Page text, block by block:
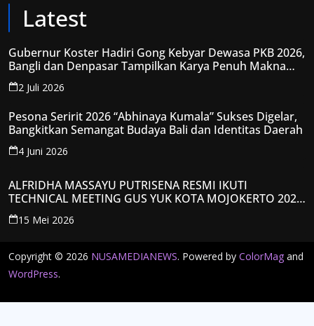
Latest
Gubernur Koster Hadiri Gong Kebyar Dewasa PKB 2026,
Bangli dan Denpasar Tampilkan Karya Penuh Makna
Spiritual
2 Juli 2026
Pesona Seririt 2026 “Abhinaya Kumala” Sukses Digelar,
Bangkitkan Semangat Budaya Bali dan Identitas Daerah
4 Juni 2026
ALFRIDHA MASSAYU PUTRISENA RESMI IKUTI
TECHNICAL MEETING GUS YUK KOTA MOJOKERTO 2026,
KANTONGI NOMOR PESERTA Y008
15 Mei 2026
Copyright © 2026 NUSAMEDIANEWS. Powered by ColorMag and
WordPress.